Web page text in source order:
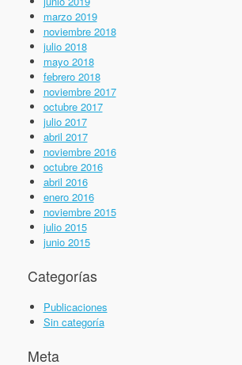
marzo 2019
noviembre 2018
julio 2018
mayo 2018
febrero 2018
noviembre 2017
octubre 2017
julio 2017
abril 2017
noviembre 2016
octubre 2016
abril 2016
enero 2016
noviembre 2015
julio 2015
junio 2015
Categorías
Publicaciones
Sin categoría
Meta